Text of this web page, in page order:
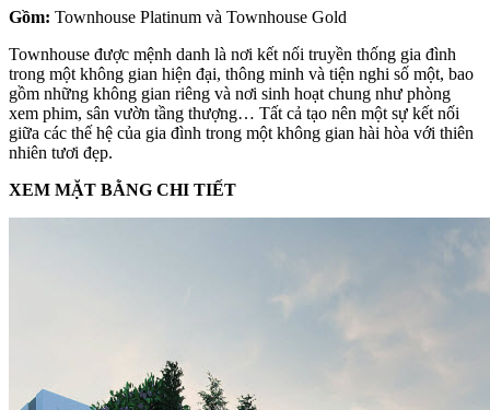
Gồm: Townhouse Platinum và Townhouse Gold
Townhouse được mệnh danh là nơi kết nối truyền thống gia đình
trong một không gian hiện đại, thông minh và tiện nghi số một, bao
gồm những không gian riêng và nơi sinh hoạt chung như phòng
xem phim, sân vườn tầng thượng… Tất cả tạo nên một sự kết nối
giữa các thế hệ của gia đình trong một không gian hài hòa với thiên
nhiên tươi đẹp.
XEM MẶT BẰNG CHI TIẾT